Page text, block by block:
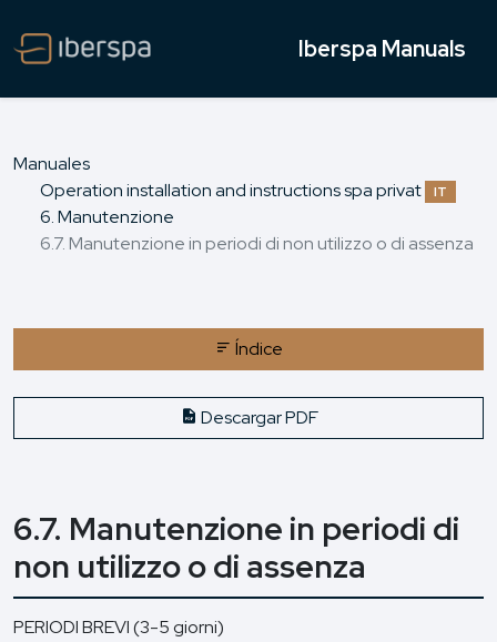
Iberspa Manuals
Manuales
Operation installation and instructions spa privat
IT
6. Manutenzione
6.7. Manutenzione in periodi di non utilizzo o di assenza
Índice
Descargar PDF
6.7. Manutenzione in periodi di
non utilizzo o di assenza
PERIODI BREVI (3-5 giorni)